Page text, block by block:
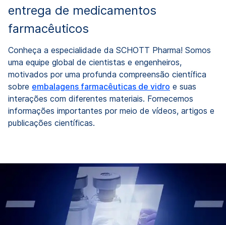
entrega de medicamentos
farmacêuticos
Conheça a especialidade da SCHOTT Pharma! Somos
uma equipe global de cientistas e engenheiros,
motivados por uma profunda compreensão científica
sobre embalagens farmacêuticas de vidro e suas
interações com diferentes materiais. Fornecemos
informações importantes por meio de vídeos, artigos e
publicações científicas.